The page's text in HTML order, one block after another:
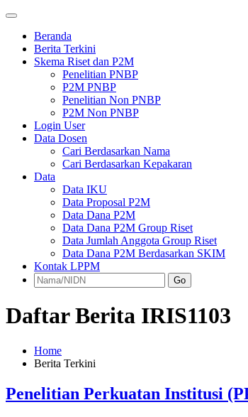
Beranda
Berita Terkini
Skema Riset dan P2M
Penelitian PNBP
P2M PNBP
Penelitian Non PNBP
P2M Non PNBP
Login User
Data Dosen
Cari Berdasarkan Nama
Cari Berdasarkan Kepakaran
Data
Data IKU
Data Proposal P2M
Data Dana P2M
Data Dana P2M Group Riset
Data Jumlah Anggota Group Riset
Data Dana P2M Berdasarkan SKIM
Kontak LPPM
Go
Daftar Berita IRIS1103
Home
Berita Terkini
Penelitian Perkuatan Institusi